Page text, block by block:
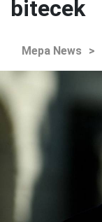
bitecek
Mepa News >